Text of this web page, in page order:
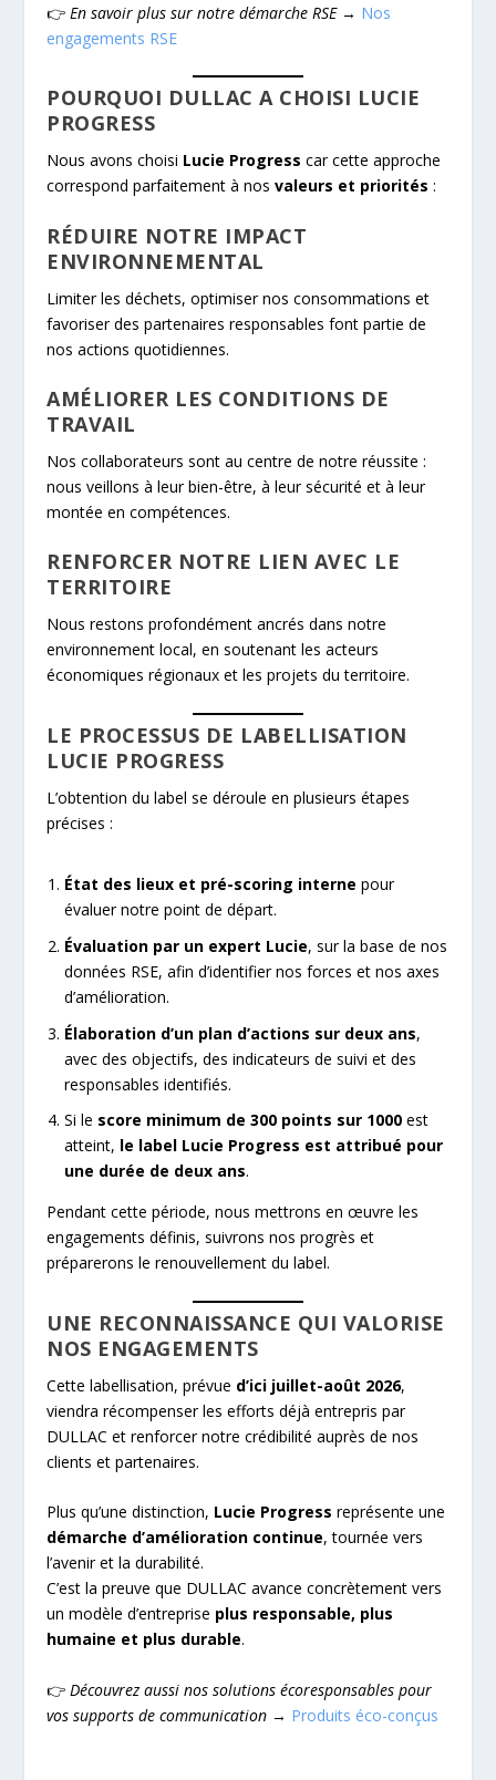
👉En savoir plus sur notre démarche RSE→ Nos
engagements RSE
POURQUOI DULLAC A CHOISI LUCIE
PROGRESS
Nous avons choisi Lucie Progress car cette approche
correspond parfaitement à nosvaleurs et priorités :
RÉDUIRE NOTRE IMPACT
ENVIRONNEMENTAL
Limiter les déchets, optimiser nos consommations et
favoriser des partenaires responsables font partie de
nos actions quotidiennes.
AMÉLIORER LES CONDITIONS DE
TRAVAIL
Nos collaborateurs sont au centre de notre réussite :
nous veillons à leur bien-être, à leur sécurité et à leur
montée en compétences.
RENFORCER NOTRE LIEN AVEC LE
TERRITOIRE
Nous restons profondément ancrés dans notre
environnement local, en soutenant les acteurs
économiques régionaux et les projets du territoire.
LE PROCESSUS DE LABELLISATION
LUCIE PROGRESS
L’obtention du label se déroule en plusieurs étapes
précises :
État des lieux et pré-scoring interne pour
évaluer notre point de départ.
Évaluation par un expert Lucie, sur la base de nos
données RSE, afin d’identifier nos forces et nos axes
d’amélioration.
Élaboration d’un plan d’actions sur deux ans,
avec des objectifs, des indicateurs de suivi et des
responsables identifiés.
Si le score minimum de 300 points sur 1000 est
atteint, le label Lucie Progress est attribué pour
une durée de deux ans.
Pendant cette période, nous mettrons en œuvre les
engagements définis, suivrons nos progrès et
préparerons le renouvellement du label.
UNE RECONNAISSANCE QUI VALORISE
NOS ENGAGEMENTS
Cette labellisation, prévue d’ici juillet-août 2026,
viendra récompenser les efforts déjà entrepris par
DULLAC et renforcer notre crédibilité auprès de nos
clients et partenaires.
Plus qu’une distinction, Lucie Progress représente une
démarche d’amélioration continue, tournée vers
l’avenir et la durabilité.
C’est la preuve que DULLAC avance concrètement vers
un modèle d’entreprise plus responsable, plus
humaine et plus durable.
👉 Découvrez aussi nos solutions écoresponsables pour
vos supports de communication → Produits éco-conçus